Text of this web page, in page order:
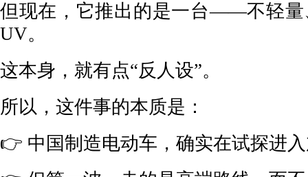
但现在，它推出的是一台——不轻量
UV。
这本身，就有点“反人设”。
所以，这件事的本质是：
👉 中国制造电动车，确实在试探进